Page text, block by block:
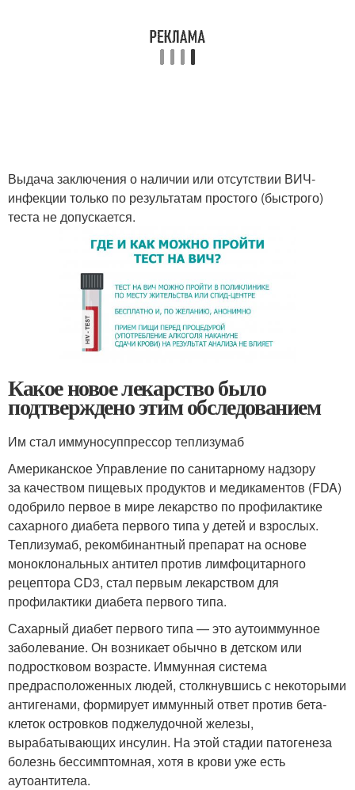
Выдача заключения о наличии или отсутствии ВИЧ-
инфекции только по результатам простого (быстрого)
теста не допускается.
Какое новое лекарство было
подтверждено этим обследованием
Им стал иммуносуппрессор теплизумаб
Американское Управление по санитарному надзору
за качеством пищевых продуктов и медикаментов (FDA)
одобрило первое в мире лекарство по профилактике
сахарного диабета первого типа у детей и взрослых.
Теплизумаб, рекомбинантный препарат на основе
моноклональных антител против лимфоцитарного
рецептора CD3, стал первым лекарством для
профилактики диабета первого типа.
Сахарный диабет первого типа — это аутоиммунное
заболевание. Он возникает обычно в детском или
подростковом возрасте. Иммунная система
предрасположенных людей, столкнувшись с некоторыми
антигенами, формирует иммунный ответ против бета-
клеток островков поджелудочной железы,
вырабатывающих инсулин. На этой стадии патогенеза
болезнь бессимптомная, хотя в крови уже есть
аутоантитела.